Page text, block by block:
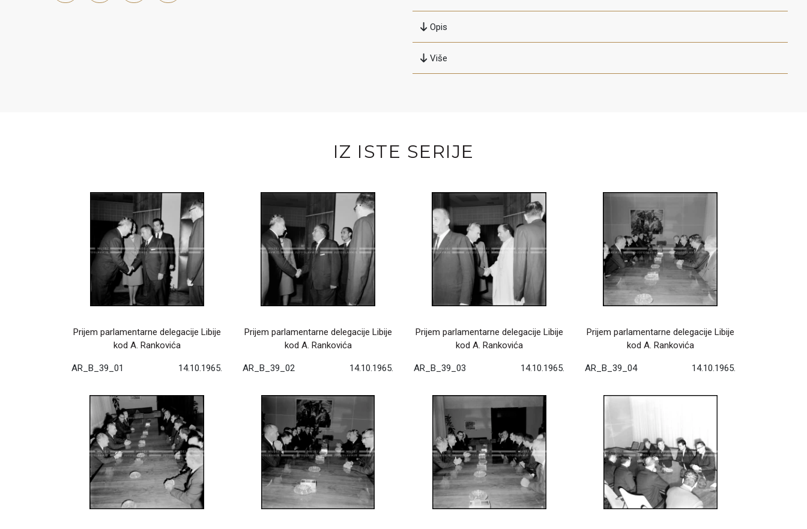
Opis
Više
IZ ISTE SERIJE
Prijem parlamentarne delegacije Libije
kod A. Rankovića
AR_B_39_01 14.10.1965.
Prijem parlamentarne delegacije Libije
kod A. Rankovića
AR_B_39_02 14.10.1965.
Prijem parlamentarne delegacije Libije
kod A. Rankovića
AR_B_39_03 14.10.1965.
Prijem parlamentarne delegacije Libije
kod A. Rankovića
AR_B_39_04 14.10.1965.